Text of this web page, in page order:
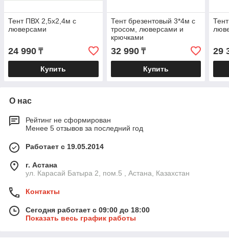
Тент ПВХ 2,5х2,4м с
люверсами
24 990 ₸
Купить
Тент брезентовый 3*4м с
тросом, люверсами и
крючками
32 990₸
Купить
29
О нас
Рейтинг не сформирован
Менее 5 отзывов за последний год
Работает с 19.05.2014
г. Астана
ул. Карасай Батыра 2, пом.5 , Астана, Казахстан
Контакты
Сегодня работает с 09:00 до 18:00
Показать весь график работы